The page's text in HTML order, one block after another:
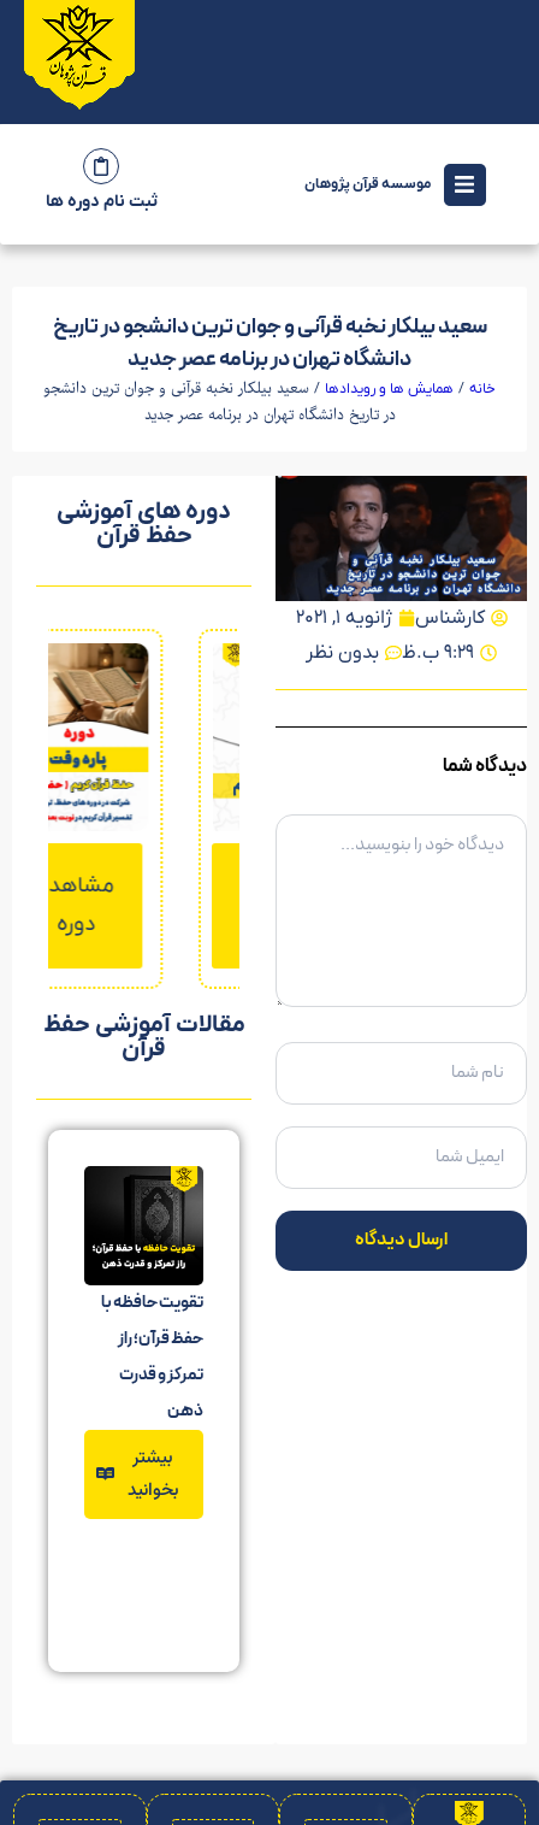
موسسه قرآن پژوهان
ثبت نام دوره ها
سعید بیلکار نخبه قرآنی و جوان ترین دانشجو در تاریخ
دانشگاه تهران در برنامه عصر جدید
خانه / همایش ها و رویدادها / سعید بیلکار نخبه قرآنی و جوان ترین دانشجو
در تاریخ دانشگاه تهران در برنامه عصر جدید
کارشناس
ژانویه 1, 2021
9:29 ب.ظ
بدون نظر
دیدگاه شما
ارسال دیدگاه
دوره های آموزشی
حفظ قرآن
مشاهده
مقالات آموزشی حفظ
قرآن
تقویت حافظه با
حفظ قرآن؛ راز
تمرکز و قدرت
ذهن
بیشتر
بخوانید